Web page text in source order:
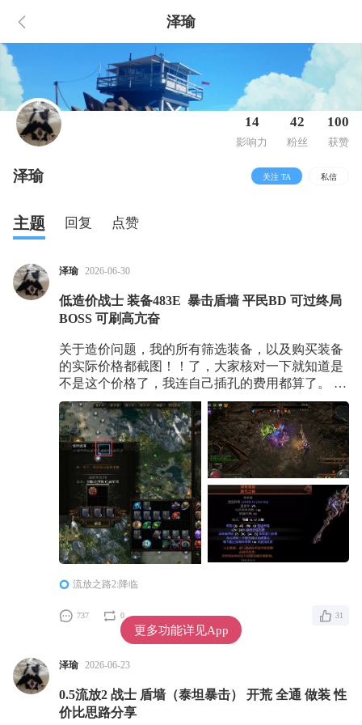
泽瑜
14
影响力
42
粉丝
100
获赞
泽瑜 关注 TA 私信
主题 回复 点赞
泽瑜 2026-06-30
低造价战士 装备483E 暴击盾墙 平民BD 可过终局
BOSS 可刷高亢奋
关于造价问题，我的所有筛选装备，以及购买装备
的实际价格都截图！！了，大家核对一下就知道是
不是这个价格了，我连自己插孔的费用都算了。 终
局BOSS+刷图视频链接： 【0.5流放2战士 泰坦盾
墙 483E低造价 终局BOSS+高亢奋刷图展示】
https://www.bilibili.com/video/BV1LHTw6HEQa/?
share_source=copy_web&vd_sourc
流放之路2:降临
737 0 31
泽瑜 2026-06-23
0.5流放2 战士 盾墙（泰坦暴击） 开荒 全通 做装 性
价比思路分享
更多功能详见App